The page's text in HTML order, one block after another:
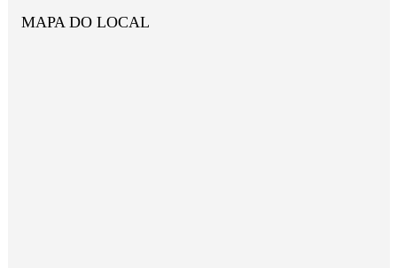
MAPA DO LOCAL